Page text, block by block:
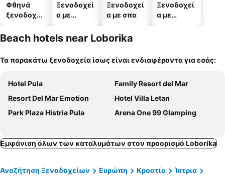
Φθηνά
ξενοδοχεί
Ξενοδοχεί
α με
Ξενοδοχεί
α με σπα
Ξενοδοχεί
α με
Beach hotels near Loborika
Τα παρακάτω ξενοδοχεία ίσως είναι ενδιαφέροντα για εσάς:
Hotel Pula
Family Resort del Mar
Resort Del Mar Emotion
Hotel Villa Letan
Park Plaza Histria Pula
Arena One 99 Glamping
Εμφάνιση όλων των καταλυμάτων στον προορισμό Loborika
Αναζήτηση Ξενοδοχείων Ευρώπη Κροατία
Ίστρια